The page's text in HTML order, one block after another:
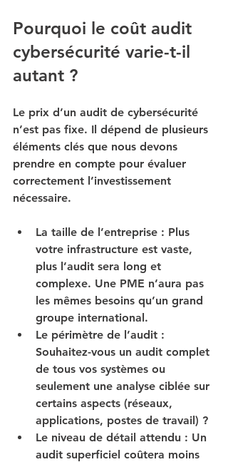
Pourquoi le coût audit
cybersécurité varie-t-il
autant ?
Le prix d’un audit de cybersécurité
n’est pas fixe. Il dépend de plusieurs
éléments clés que nous devons
prendre en compte pour évaluer
correctement l’investissement
nécessaire.
La taille de l’entreprise : Plus
votre infrastructure est vaste,
plus l’audit sera long et
complexe. Une PME n’aura pas
les mêmes besoins qu’un grand
groupe international.
Le périmètre de l’audit :
Souhaitez-vous un audit complet
de tous vos systèmes ou
seulement une analyse ciblée sur
certains aspects (réseaux,
applications, postes de travail) ?
Le niveau de détail attendu : Un
audit superficiel coûtera moins